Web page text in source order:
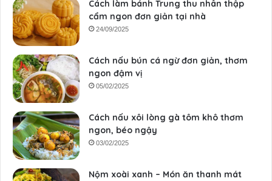
Cách làm bánh Trung thu nhân thập
cẩm ngon đơn giản tại nhà
24/09/2025
Cách nấu bún cá ngừ đơn giản, thơm
ngon đậm vị
05/02/2025
Cách nấu xôi lòng gà tôm khô thơm
ngon, béo ngậy
03/02/2025
Nộm xoài xanh – Món ăn thanh mát